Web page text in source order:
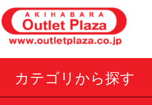
カテゴリから探す